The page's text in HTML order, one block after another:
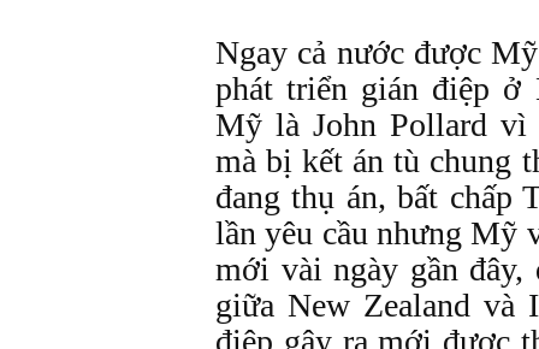
Ngay cả nước được
phát triển gián điệp ở
Mỹ là John Pollard vì
mà bị kết án tù chung
đang thụ án, bất chấp
lần yêu cầu nhưng Mỹ
mới vài ngày gần đây,
giữa New Zealand và
điệp gây ra mới được